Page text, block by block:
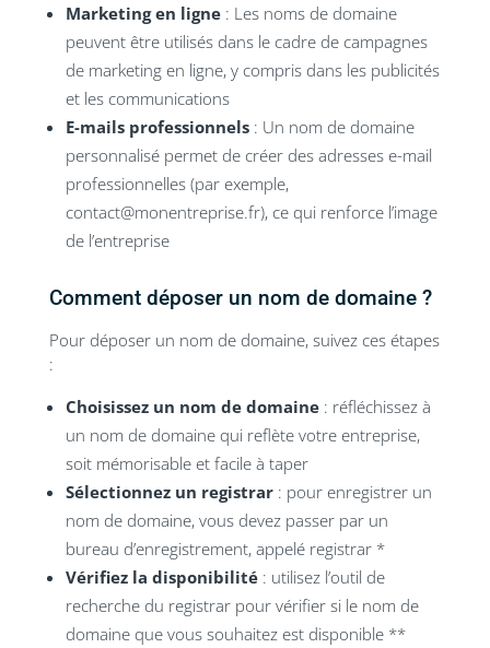
Marketing en ligne: Les noms de domaine
peuvent être utilisés dans le cadre de campagnes
de marketing en ligne, y compris dans les publicités
et les communications
E-mails professionnels: Un nom de domaine
personnalisé permet de créer des adresses e-mail
professionnelles (par exemple,
contact@monentreprise.fr), ce qui renforce l’image
de l’entreprise
Comment déposer un nom de domaine ?
Pour déposer un nom de domaine, suivez ces étapes
:
Choisissez un nom de domaine : réfléchissez à
un nom de domaine qui reflète votre entreprise,
soit mémorisable et facile à taper
Sélectionnez un registrar: pour enregistrer un
nom de domaine, vous devez passer par un
bureau d’enregistrement, appelé registrar *
Vérifiez la disponibilité: utilisez l’outil de
recherche du registrar pour vérifier si le nom de
domaine que vous souhaitez est disponible **